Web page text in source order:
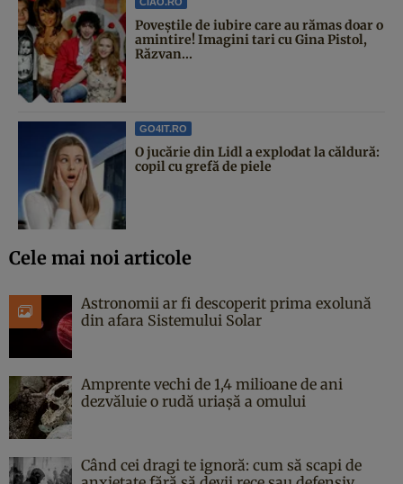
Poveştile de iubire care au rămas doar o
amintire! Imagini tari cu Gina Pistol,
Răzvan...
GO4IT.RO
O jucărie din Lidl a explodat la căldură:
copil cu grefă de piele
Cele mai noi articole
Astronomii ar fi descoperit prima exolună
din afara Sistemului Solar
Amprente vechi de 1,4 milioane de ani
dezvăluie o rudă uriașă a omului
Când cei dragi te ignoră: cum să scapi de